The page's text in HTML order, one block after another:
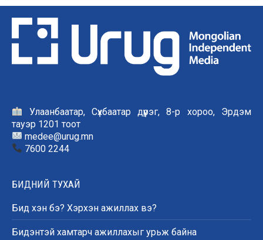
Улаанбаатар, Сүхбаатар дүүрэг, 8-р хороо, Эрдэм
тауэр 1201 тоот
medee@urug.mn
7600 2244
БИДНИЙ ТУХАЙ
Бид хэн бэ? Хэрхэн ажиллах вэ?
Бидэнтэй хамтарч ажиллахыг урьж байна